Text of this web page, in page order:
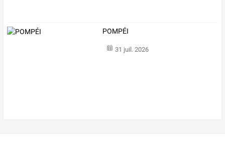
POMPÉI
31 juil. 2026